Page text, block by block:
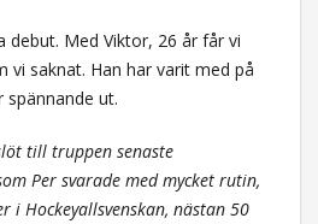
debut. Med Viktor, 26 år får vi
vi saknat. Han har varit med på
spännande ut.
till truppen senaste
Per svarade med mycket rutin,
i Hockeyallsvenskan, nästan 50